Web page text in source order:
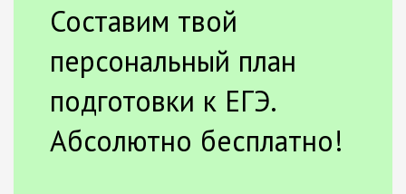
Составим твой
персональный план
подготовки к ЕГЭ.
Абсолютно бесплатно!